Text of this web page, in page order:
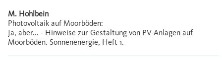
M. Hohlbein
Photovoltaik auf Moorböden:
Ja, aber... - Hinweise zur Gestaltung von PV-Anlagen auf
Moorböden. Sonnenenergie, Heft 1.